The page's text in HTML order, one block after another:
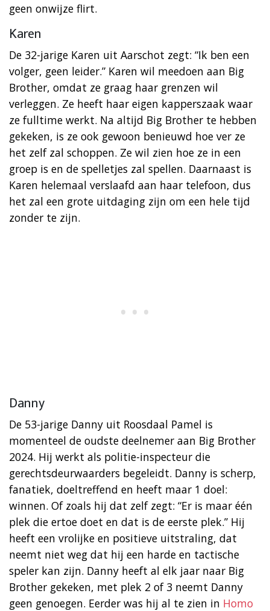
geen onwijze flirt.
Karen
De 32-jarige Karen uit Aarschot zegt: “Ik ben een
volger, geen leider.” Karen wil meedoen aan Big
Brother, omdat ze graag haar grenzen wil
verleggen. Ze heeft haar eigen kapperszaak waar
ze fulltime werkt. Na altijd Big Brother te hebben
gekeken, is ze ook gewoon benieuwd hoe ver ze
het zelf zal schoppen. Ze wil zien hoe ze in een
groep is en de spelletjes zal spellen. Daarnaast is
Karen helemaal verslaafd aan haar telefoon, dus
het zal een grote uitdaging zijn om een hele tijd
zonder te zijn.
Danny
De 53-jarige Danny uit Roosdaal Pamel is
momenteel de oudste deelnemer aan Big Brother
2024. Hij werkt als politie-inspecteur die
gerechtsdeurwaarders begeleidt. Danny is scherp,
fanatiek, doeltreffend en heeft maar 1 doel:
winnen. Of zoals hij dat zelf zegt: “Er is maar één
plek die ertoe doet en dat is de eerste plek.” Hij
heeft een vrolijke en positieve uitstraling, dat
neemt niet weg dat hij een harde en tactische
speler kan zijn. Danny heeft al elk jaar naar Big
Brother gekeken, met plek 2 of 3 neemt Danny
geen genoegen. Eerder was hij al te zien in Homo